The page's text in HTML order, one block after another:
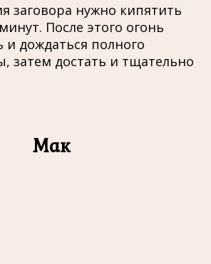
заговора нужно кипятить
После этого огонь
и дождаться полного
затем достать и тщательно
Мак